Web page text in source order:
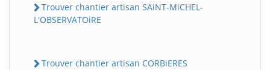
Trouver chantier artisan SAiNT-MiCHEL-
L'OBSERVATOiRE
Trouver chantier artisan CORBiERES